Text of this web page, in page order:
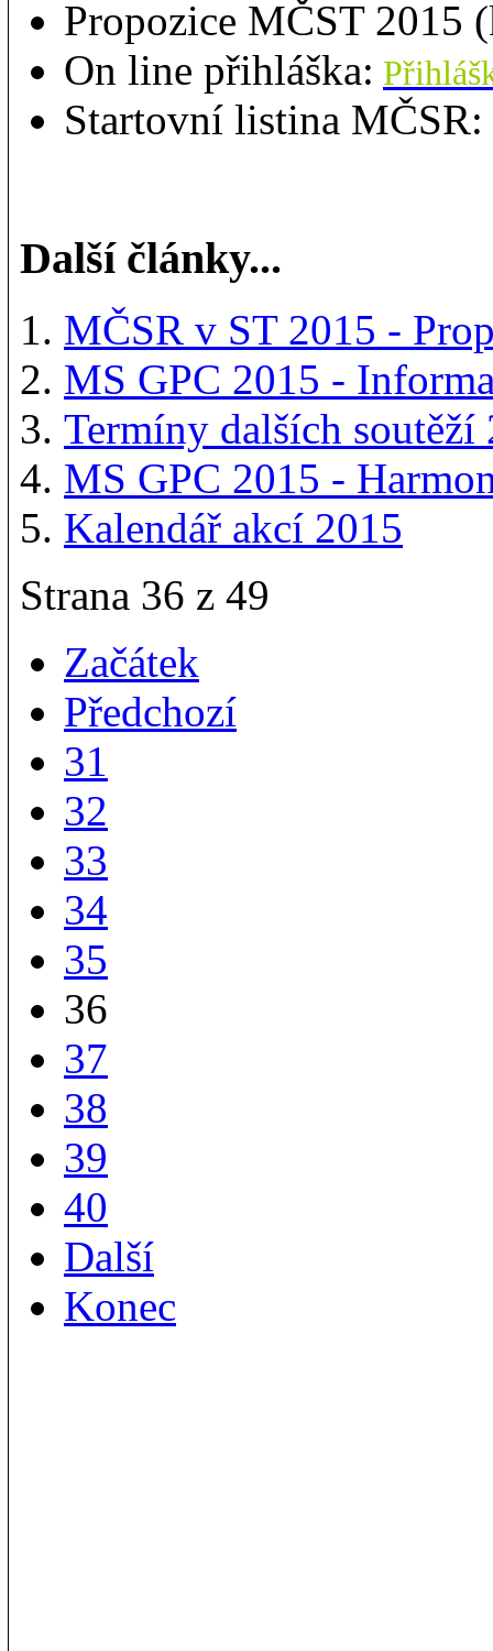
Propozice MČST 2015
On line přihláška:
Startovní listina
Další články...
MČSR v ST 2015 -
MS GPC 2015 -
Termíny dalších soutěží
MS GPC 2015 -
Kalendář akcí 2015
Strana 36 z 49
Začátek
Předchozí
31
32
33
34
35
36
37
38
39
40
Další
Konec